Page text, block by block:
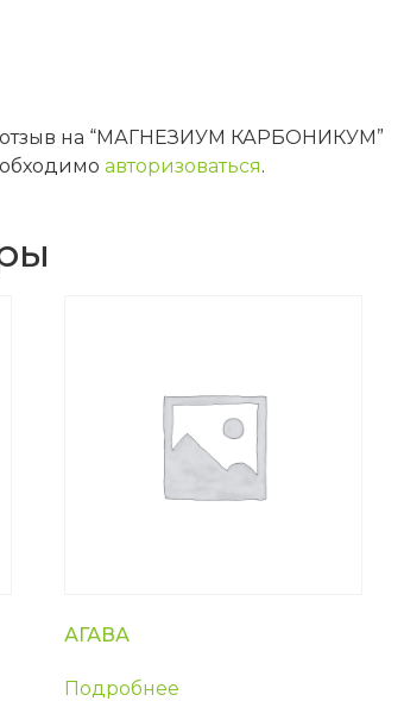
отзыв на “МАГНЕЗИУМ КАРБОНИКУМ”
авторизоваться.
АГАВА
Подробнее